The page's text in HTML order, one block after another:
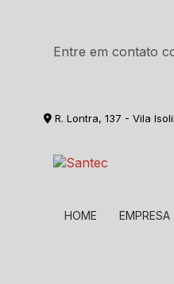
Entre em contato
R. Lontra, 137 - Vila
HOME EMPRESA